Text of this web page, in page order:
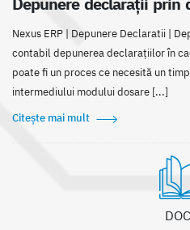
Nexus ERP | Depunere Declaratii |
contabil depunerea declarațiilor în
poate fi un proces ce necesită un
intermediului modului dosare [...]
Citește mai mult